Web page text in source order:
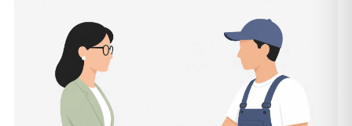
Werden Wohnungsauflösungen in Fellbach
teurer?
Seit 2020 verlief die Preisentwicklung in Fellbach
steigend (+40 %), mit dem bisherigen Höchststand im
Jahr 2025. Eine Prognose lässt sich daraus nicht
ableiten, aber wer frühzeitig anfragt, sichert sich das